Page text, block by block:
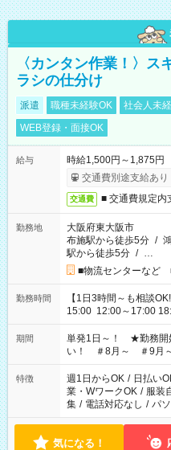
〈カンタン作業！〉ス
ラシの仕分け
派遣 職種未経験OK 社会人未
WEB登録・面接OK
給与
時給1,500円～1,875円
交通費別途支給あり
交通費 ■ 交通費規定
勤務地
大阪府東大阪市
布施駅から徒歩5分 /
駅から徒歩5分 / …
■物流センターなど
勤務時間
【1日3時間～も相談OK!】 ＜シフト例＞ 9:00～12:00
15:00 12:00～17:00 18:00～21:00
お気軽にご相談くださ
期間
単発1日～！ ★勤務開
い！ ＃8月～ ＃9月
特徴 週1日からOK / 日払い
業・WワークOK / 服装
集 / 電話対応なし / パ
気になる！